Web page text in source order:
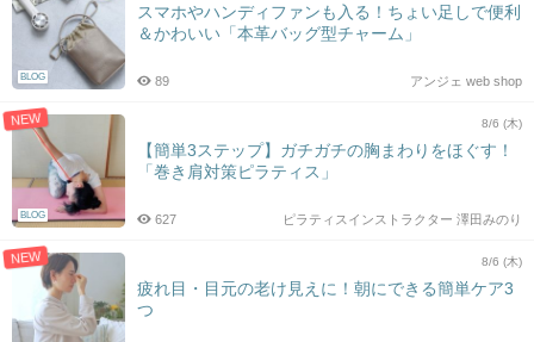
BLOG
スマホやハンディファンも入る！ちょい足しで便利
＆かわいい「本革バッグ型チャーム」
アンジェ web shop
89
NEW
BLOG
8/6 (木)
【簡単3ステップ】ガチガチの胸まわりをほぐす！
「巻き肩対策ピラティス」
ピラティスインストラクター 澤田みのり
627
NEW 8/6 (木)
疲れ目・目元の老け見えに！朝にできる簡単ケア3
つ